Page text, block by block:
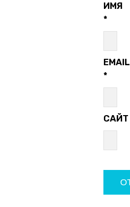
ИМЯ
*
EMAIL
*
САЙТ